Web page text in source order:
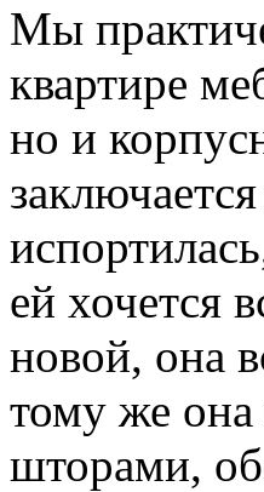
Мы
квартире
но и
ей хочется
новой, она
тому же она
шторами,